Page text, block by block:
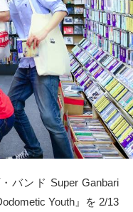
バンド Super Ganbari
Youth』を 2/13